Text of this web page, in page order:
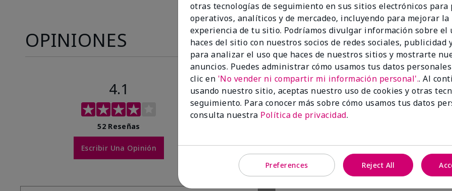
OPINIONES
4.1
52 Reseñas
Escribir Una Opinión
74%
de los encuestados
otras tecnologías de seguimiento en sus sitios electrónicos para
operativos, analíticos y de mercadeo, incluyendo para mejorar la
experiencia de tu sitio. Podríamos divulgar información sobre el
haces del sitio con nuestros socios de redes sociales, publicidad
para analizar el uso que haces de nuestros sitios y mostrarte
anuncios. Puedes administrar cómo usamos tus datos
clic en 'No vender ni compartir mi información personal'.. Al
usando nuestro sitio, aceptas nuestro uso de cookies y otras
seguimiento. Para conocer más sobre cómo usamos tus datos
consulta nuestra Política de privacidad.
Preferences Reject All